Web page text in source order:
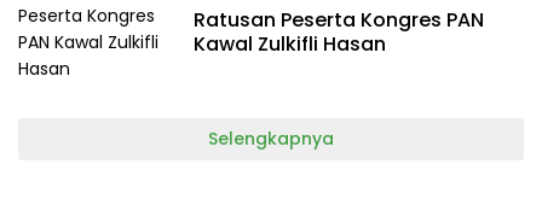
Ratusan Peserta Kongres PAN
Kawal Zulkifli Hasan
Selengkapnya